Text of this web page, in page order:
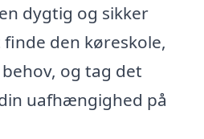
dygtig og sikker
den køreskole,
og tag det
uafhængighed på